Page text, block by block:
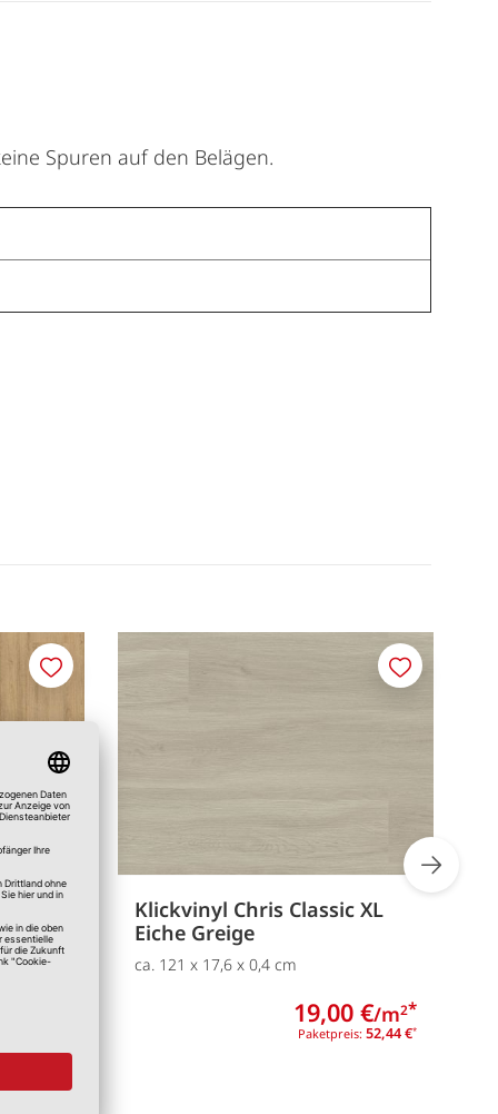
Spuren auf den Belägen.
Merken
Klickvinyl Chris Classic XL
Eiche Greige
ca. 121 x 17,6 x 0,4 cm
Paketpreis: 52,44 €*
19,00 €/m2*
Merken